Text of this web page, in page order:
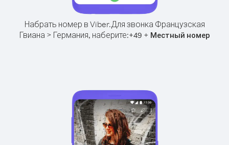
Набрать номер в Viber.Для звонка Французская
Гвиана > Германия, наберите:+49 + Местный номер